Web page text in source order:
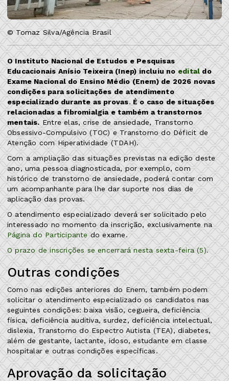
© Tomaz Silva/Agência Brasil
O Instituto Nacional de Estudos e Pesquisas
Educacionais Anísio Teixeira (Inep) incluiu no edital do
Exame Nacional do Ensino Médio (Enem) de 2026 novas
condições para solicitações de atendimento
especializado durante as provas. É o caso de situações
relacionadas a fibromialgia e também a transtornos
mentais. Entre elas, crise de ansiedade, Transtorno
Obsessivo-Compulsivo (TOC) e Transtorno do Déficit de
Atenção com Hiperatividade (TDAH).
Com a ampliação das situações previstas na edição deste
ano, uma pessoa diagnosticada, por exemplo, com
histórico de transtorno de ansiedade, poderá contar com
um acompanhante para lhe dar suporte nos dias de
aplicação das provas.
O atendimento especializado deverá ser solicitado pelo
interessado no momento da inscrição, exclusivamente na
Página do Participante do exame.
O prazo de inscrições se encerrará nesta sexta-feira (5).
Outras condições
Como nas edições anteriores do Enem, também podem
solicitar o atendimento especializado os candidatos nas
seguintes condições: baixa visão, cegueira, deficiência
física, deficiência auditiva, surdez, deficiência intelectual,
dislexia, Transtorno do Espectro Autista (TEA), diabetes,
além de gestante, lactante, idoso, estudante em classe
hospitalar e outras condições específicas.
Aprovação da solicitação